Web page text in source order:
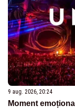
9 aug. 2026, 20:24
Moment